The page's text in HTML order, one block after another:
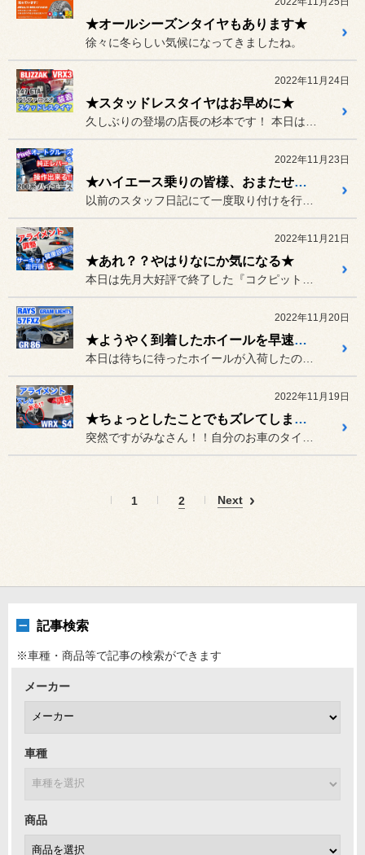
★オールシーズンタイヤもあります★
徐々に冬らしい気候になってきましたね。
2022年11月24日
★スタッドレスタイヤはお早めに★
2022年11月23日
★ハイエース乗りの皆様、おまたせしました★
2022年11月21日
★あれ？？やはりなにか気になる★
2022年11月20日
★ようやく到着したホイールを早速取り付け GR86★
2022年11月19日
★ちょっとしたことでもズレてしまいます お車の骨盤★
1 2 Next
記事検索
※車種・商品等で記事の検索ができます
メーカー
車種
商品